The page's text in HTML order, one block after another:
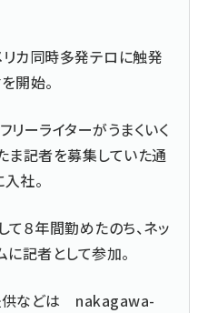
カ同時多発テロに触発
開始。
リーライターがうまくいく
ま記者を募集していた通
社。
８年間勤めたのち、ネッ
に記者として参加。
供などは nakagawa-